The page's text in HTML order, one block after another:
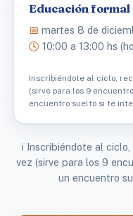
Educación formal
📅 martes 8 de
🕓 10:00 a 13:00 hs
Inscribiéndote al ciclo,
(sirve para los 9
encuentro suelto si te
ℹ️ Inscribiéndote al
vez (sirve para los 9
un encuentro